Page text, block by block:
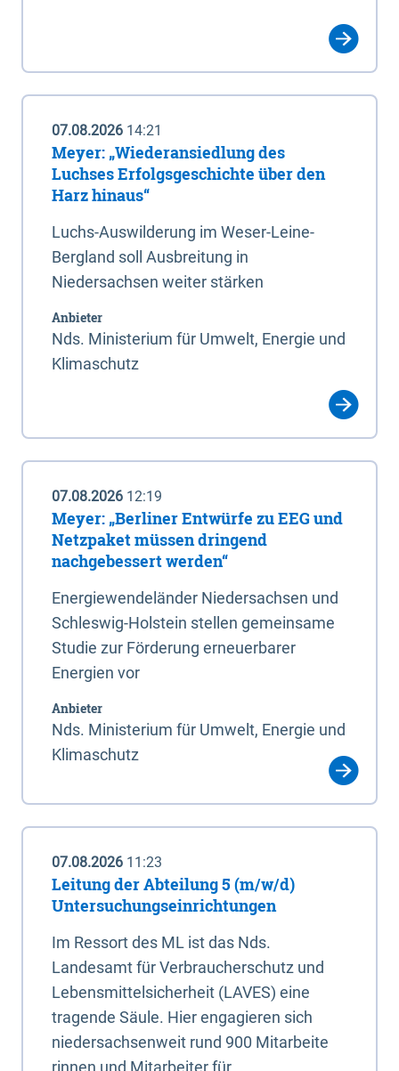
07.08.2026 14:21
Meyer: „Wiederansiedlung des
Luchses Erfolgsgeschichte über den
Harz hinaus“
Luchs-Auswilderung im Weser-Leine-
Bergland soll Ausbreitung in
Niedersachsen weiter stärken
Anbieter
Nds. Ministerium für Umwelt, Energie und
Klimaschutz
07.08.2026 12:19
Meyer: „Berliner Entwürfe zu EEG und
Netzpaket müssen dringend
nachgebessert werden“
Energiewendeländer Niedersachsen und
Schleswig-Holstein stellen gemeinsame
Studie zur Förderung erneuerbarer
Energien vor
Anbieter
Nds. Ministerium für Umwelt, Energie und
Klimaschutz
07.08.2026 11:23
Leitung der Abteilung 5 (m/w/d)
Untersuchungseinrichtungen
Im Ressort des ML ist das Nds.
Landesamt für Verbraucherschutz und
Lebensmittelsicherheit (LAVES) eine
tragende Säule. Hier engagieren sich
niedersachsenweit rund 900 Mitarbeite